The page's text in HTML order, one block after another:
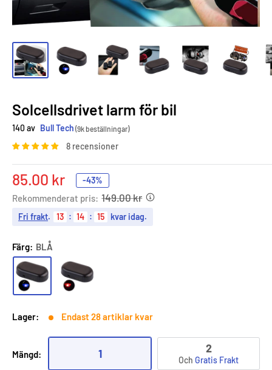
Solcellsdrivet larm för bil
140 av Bull Tech (9k beställningar)
8 recensioner
Sale
price
85.00 kr -43%
Rekommenderat pris: 149.00 kr
Fri frakt. 13 : 14 : 13 kvar idag.
Färg: BLÅ
Lager: Endast 28 artiklar kvar
Mängd: 1 2
Och Gratis Frakt